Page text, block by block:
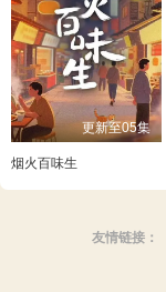
更新至05集
烟火百味生
友情链接：